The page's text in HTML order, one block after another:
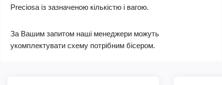
Preciosa із зазначеною кількістю і вагою.
За Вашим запитом наші менеджери можуть
укомплектувати схему потрібним бісером.